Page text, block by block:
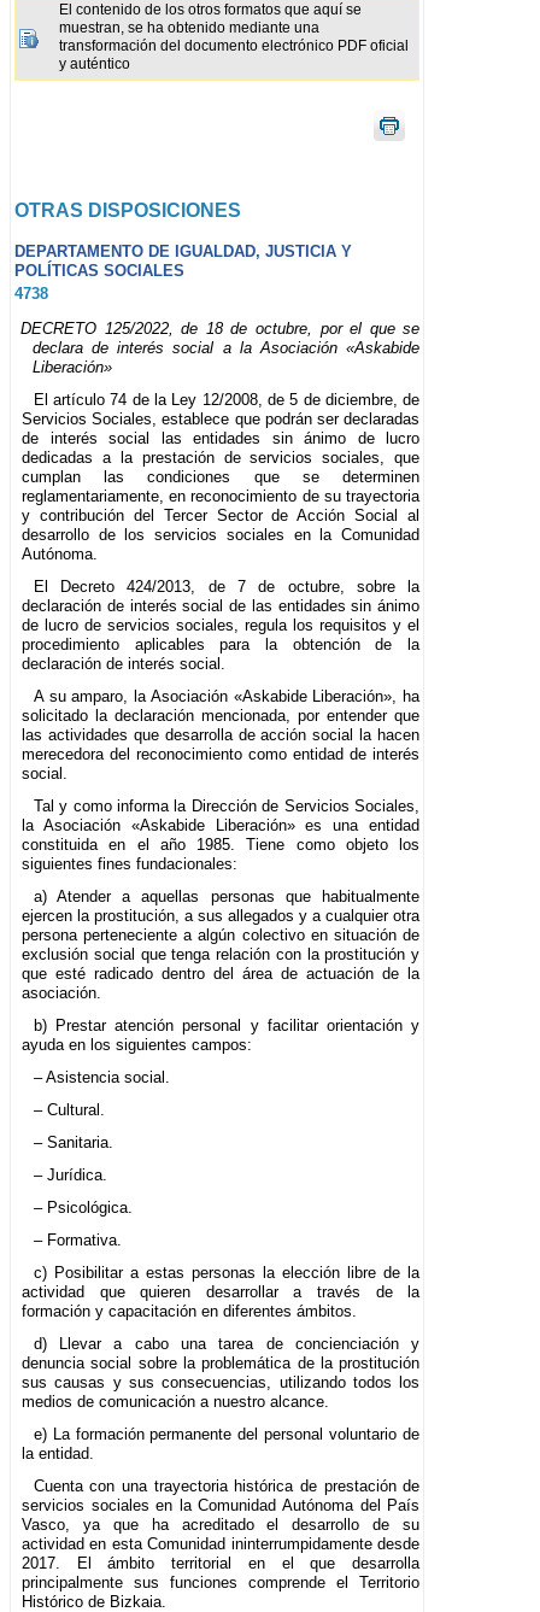
El contenido de los otros formatos que aquí se
muestran, se ha obtenido mediante una
transformación del documento electrónico PDF oficial
y auténtico
OTRAS DISPOSICIONES
DEPARTAMENTO DE IGUALDAD, JUSTICIA Y
POLÍTICAS SOCIALES
4738
DECRETO 125/2022, de 18 de octubre, por el que se
declara de interés social a la Asociación «Askabide
Liberación»
El artículo 74 de la Ley 12/2008, de 5 de diciembre, de
Servicios Sociales, establece que podrán ser declaradas
de interés social las entidades sin ánimo de lucro
dedicadas a la prestación de servicios sociales, que
cumplan las condiciones que se determinen
reglamentariamente, en reconocimiento de su trayectoria
y contribución del Tercer Sector de Acción Social al
desarrollo de los servicios sociales en la Comunidad
Autónoma.
El Decreto 424/2013, de 7 de octubre, sobre la
declaración de interés social de las entidades sin ánimo
de lucro de servicios sociales, regula los requisitos y el
procedimiento aplicables para la obtención de la
declaración de interés social.
A su amparo, la Asociación «Askabide Liberación», ha
solicitado la declaración mencionada, por entender que
las actividades que desarrolla de acción social la hacen
merecedora del reconocimiento como entidad de interés
social.
Tal y como informa la Dirección de Servicios Sociales,
la Asociación «Askabide Liberación» es una entidad
constituida en el año 1985. Tiene como objeto los
siguientes fines fundacionales:
a) Atender a aquellas personas que habitualmente
ejercen la prostitución, a sus allegados y a cualquier otra
persona perteneciente a algún colectivo en situación de
exclusión social que tenga relación con la prostitución y
que esté radicado dentro del área de actuación de la
asociación.
b) Prestar atención personal y facilitar orientación y
ayuda en los siguientes campos:
– Asistencia social.
– Cultural.
– Sanitaria.
– Jurídica.
– Psicológica.
– Formativa.
c) Posibilitar a estas personas la elección libre de la
actividad que quieren desarrollar a través de la
formación y capacitación en diferentes ámbitos.
d) Llevar a cabo una tarea de concienciación y
denuncia social sobre la problemática de la prostitución
sus causas y sus consecuencias, utilizando todos los
medios de comunicación a nuestro alcance.
e) La formación permanente del personal voluntario de
la entidad.
Cuenta con una trayectoria histórica de prestación de
servicios sociales en la Comunidad Autónoma del País
Vasco, ya que ha acreditado el desarrollo de su
actividad en esta Comunidad ininterrumpidamente desde
2017. El ámbito territorial en el que desarrolla
principalmente sus funciones comprende el Territorio
Histórico de Bizkaia.